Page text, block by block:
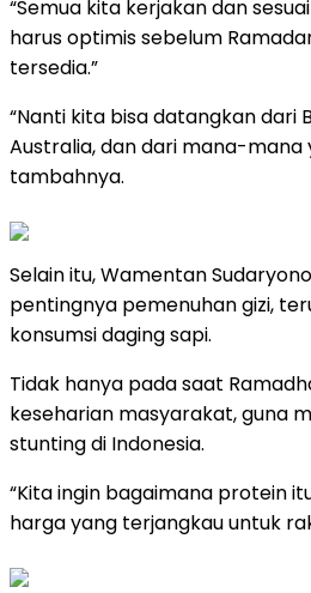
“Semua kita kerjakan dan
harus optimis sebelum
tersedia.”
“Nanti kita bisa datangkan dari
Australia, dan dari mana-mana
tambahnya.
Selain itu, Wamentan
pentingnya pemenuhan gizi,
konsumsi daging sapi.
Tidak hanya pada saat
keseharian masyarakat, guna
stunting di Indonesia.
“Kita ingin bagaimana protein
harga yang terjangkau untuk